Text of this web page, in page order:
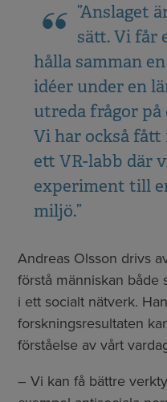
”Anslaget
sätt. Vi får
hålla samman
idéer under en
utreda frågor
Vi har också fått
ett VR-labb där
experiment till
miljö.”
Andreas Olsson drivs
förstå människan
i ett socialt nätverk.
forskningsresultaten
förståelse av vårt
– Vi kan få bättre